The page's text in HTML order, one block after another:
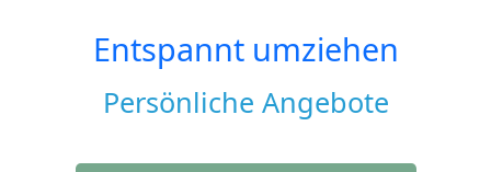
Entspannt umziehen
Persönliche Angebote